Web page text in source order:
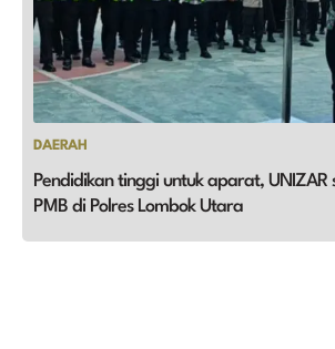
DAERAH
Pendidikan tinggi untuk aparat, UNIZAR
PMB di Polres Lombok Utara